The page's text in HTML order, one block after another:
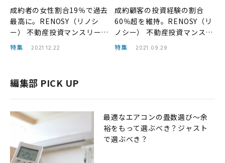
成約者の女性割合19％で過去
最高に。RENOSY（リノシ
ー） 不動産投資マンスリーレ
ポート2021年11月
特集 2021.12.22
成約顧客の投資経験の割合
60％超を維持。RENOSY（リ
ノシー） 不動産投資マンスリ
ーレポート2021年8月
特集 2021.09.29
編集部 PICK UP
最適なエアコンの畳数選び〜余
裕をもって選ぶべき？ジャスト
で選ぶべき？